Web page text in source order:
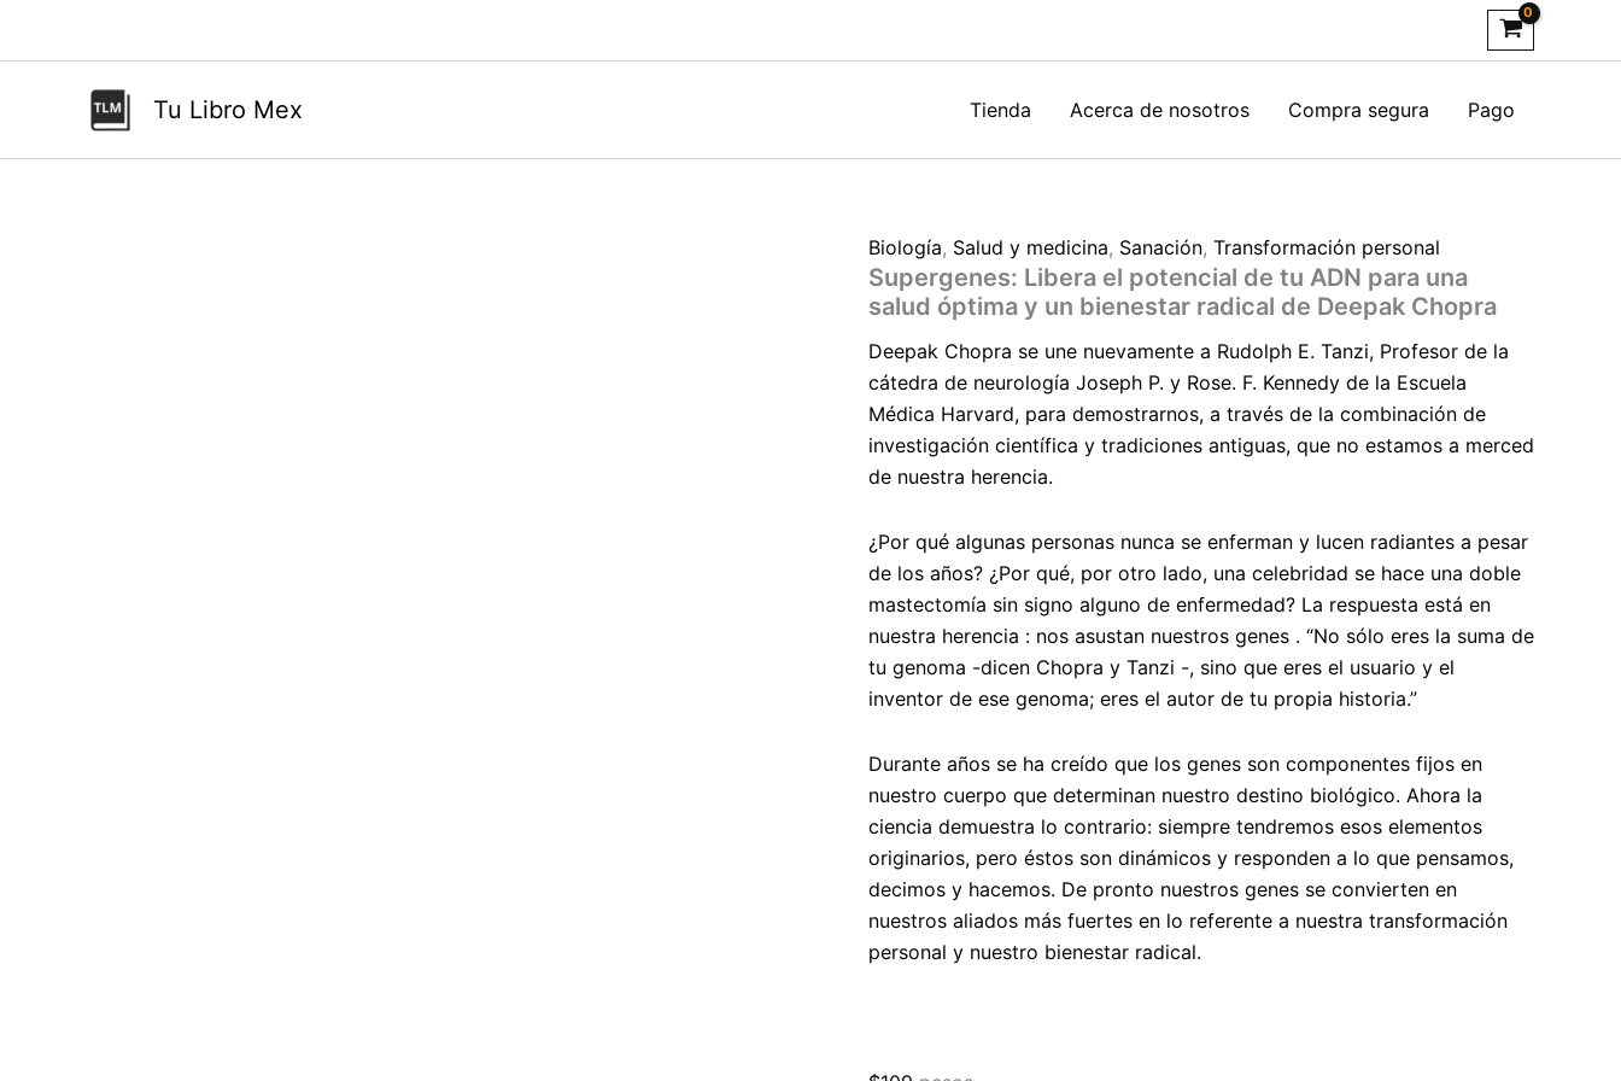
Tu Libro Mex Tienda Acerca de nosotros Compra segura Pago
Biología, Salud y medicina, Sanación, Transformación personal
Supergenes: Libera el potencial de tu ADN para una
salud óptima y un bienestar radical de Deepak Chopra
Deepak Chopra se une nuevamente a Rudolph E. Tanzi, Profesor de la
cátedra de neurología Joseph P. y Rose. F. Kennedy de la Escuela
Médica Harvard, para demostrarnos, a través de la combinación de
investigación científica y tradiciones antiguas, que no estamos a merced
de nuestra herencia.
¿Por qué algunas personas nunca se enferman y lucen radiantes a pesar
de los años? ¿Por qué, por otro lado, una celebridad se hace una doble
mastectomía sin signo alguno de enfermedad? La respuesta está en
nuestra herencia : nos asustan nuestros genes . “No sólo eres la suma de
tu genoma -dicen Chopra y Tanzi -, sino que eres el usuario y el
inventor de ese genoma; eres el autor de tu propia historia.”
Durante años se ha creído que los genes son componentes fijos en
nuestro cuerpo que determinan nuestro destino biológico. Ahora la
ciencia demuestra lo contrario: siempre tendremos esos elementos
originarios, pero éstos son dinámicos y responden a lo que pensamos,
decimos y hacemos. De pronto nuestros genes se convierten en
nuestros aliados más fuertes en lo referente a nuestra transformación
personal y nuestro bienestar radical.
para
salud
de
Deepak
Chopra
cantidad